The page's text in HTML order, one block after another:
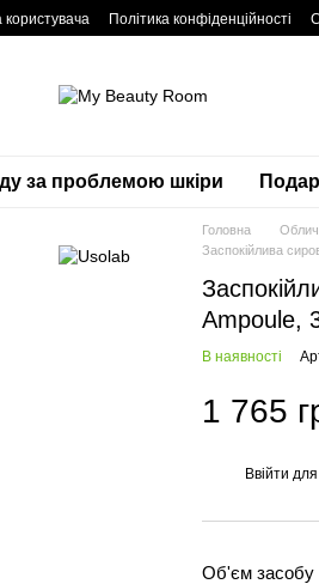
користувача Політика конфіденційності
за проблемою шкіри
Головна
Заспокійлива
Ampoule,
В наявності
1 765
Ввійти
Об'єм засобу